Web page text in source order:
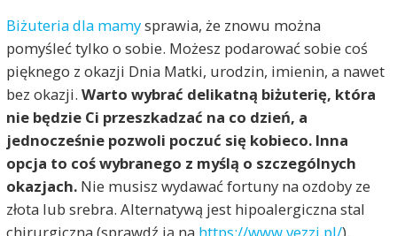
Biżuteria dla mamysprawia, że znowu można
pomyśleć tylko o sobie. Możesz podarować sobie coś
pięknego z okazji Dnia Matki, urodzin, imienin, a nawet
bez okazji. Warto wybrać delikatną biżuterię, która
nie będzie Ci przeszkadzać na co dzień, a
jednocześnie pozwoli poczuć się kobieco. Inna
opcja to coś wybranego z myślą o szczególnych
okazjach. Nie musisz wydawać fortuny na ozdoby ze
złota lub srebra. Alternatywą jest hipoalergiczna stal
chirurgiczna (sprawdź ją na https://www.vezzi.pl/),